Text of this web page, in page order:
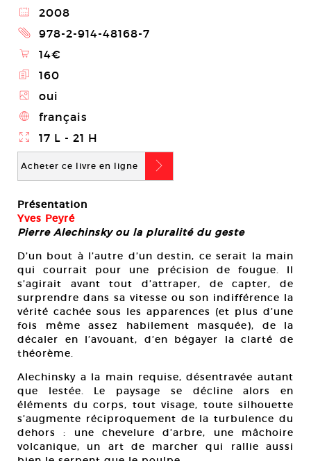
@ 2008
2 978-2-914-48168-7
\ 14€
E 160
Z oui
4 français
} 17 L - 21 H
Acheter ce livre en ligne b
Présentation
Yves Peyré
Pierre Alechinsky ou la pluralité du geste
D’un bout à l’autre d’un destin, ce serait la main
qui courrait pour une précision de fougue. Il
s’agirait avant tout d’attraper, de capter, de
surprendre dans sa vitesse ou son indifférence la
vérité cachée sous les apparences (et plus d’une
fois même assez habilement masquée), de la
décaler en l’avouant, d’en bégayer la clarté de
théorème.
Alechinsky a la main requise, désentravée autant
que lestée. Le paysage se décline alors en
éléments du corps, tout visage, toute silhouette
s’augmente réciproquement de la turbulence du
dehors : une chevelure d’arbre, une mâchoire
volcanique, un art de marcher qui rallie aussi